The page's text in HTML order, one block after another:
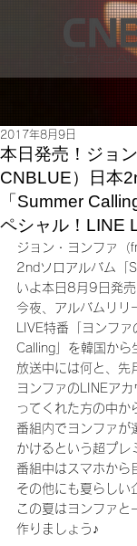
本日発売！ジョ
CNBLUE）日本
「Summer
ペシャル！LINE
2017年8月9日
ジョン・ヨンファ（
2ndソロアルバム「
いよ本日8月9日発売
今夜、アルバムリリ
LIVE特番「ヨンフ
Calling」を韓国から
放送中には何と、先
ヨンファのLINEア
ってくれた方の中か
番組内でヨンファが
かけるという超プレ
番組中はスマホから
その他にも夏らしい
この夏はヨンファと
作りましょう♪